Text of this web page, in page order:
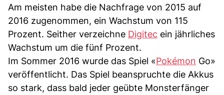
Am meisten habe die Nachfrage von 2015 auf
2016 zugenommen, ein Wachstum von 115
Prozent. Seither verzeichne Digitec ein jährliches
Wachstum um die fünf Prozent.
Im Sommer 2016 wurde das Spiel «Pokémon Go»
veröffentlicht. Das Spiel beanspruchte die Akkus
so stark, dass bald jeder geübte Monsterfänger